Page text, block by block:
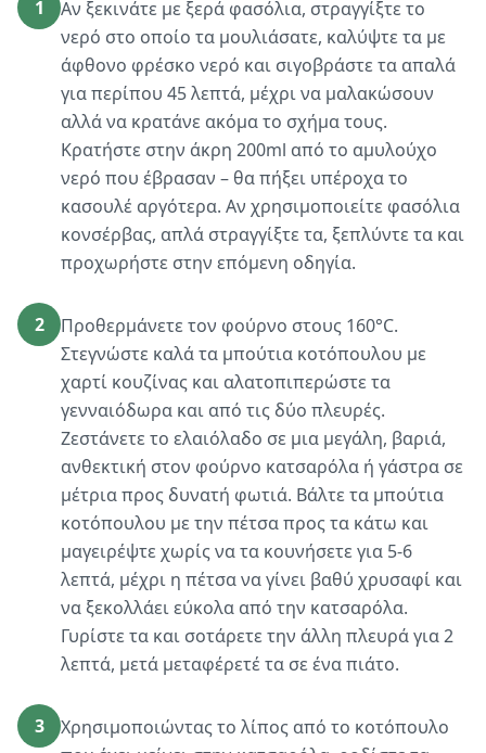
1
Αν ξεκινάτε με ξερά φασόλια, στραγγίξτε το
νερό στο οποίο τα μουλιάσατε, καλύψτε τα με
άφθονο φρέσκο νερό και σιγοβράστε τα απαλά
για περίπου 45 λεπτά, μέχρι να μαλακώσουν
αλλά να κρατάνε ακόμα το σχήμα τους.
Κρατήστε στην άκρη 200ml από το αμυλούχο
νερό που έβρασαν – θα πήξει υπέροχα το
κασουλέ αργότερα. Αν χρησιμοποιείτε φασόλια
κονσέρβας, απλά στραγγίξτε τα, ξεπλύντε τα και
προχωρήστε στην επόμενη οδηγία.
2
Προθερμάνετε τον φούρνο στους 160°C.
Στεγνώστε καλά τα μπούτια κοτόπουλου με
χαρτί κουζίνας και αλατοπιπερώστε τα
γενναιόδωρα και από τις δύο πλευρές.
Ζεστάνετε το ελαιόλαδο σε μια μεγάλη, βαριά,
ανθεκτική στον φούρνο κατσαρόλα ή γάστρα σε
μέτρια προς δυνατή φωτιά. Βάλτε τα μπούτια
κοτόπουλου με την πέτσα προς τα κάτω και
μαγειρέψτε χωρίς να τα κουνήσετε για 5-6
λεπτά, μέχρι η πέτσα να γίνει βαθύ χρυσαφί και
να ξεκολλάει εύκολα από την κατσαρόλα.
Γυρίστε τα και σοτάρετε την άλλη πλευρά για 2
λεπτά, μετά μεταφέρετέ τα σε ένα πιάτο.
3
Χρησιμοποιώντας το λίπος από το κοτόπουλο